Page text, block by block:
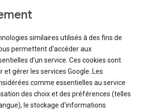
similaires utilisés à des fins de
permettent d'accéder aux
d'un service. Ces cookies sont
et gérer les services Google. Les
comme essentielles au service
des choix et des préférences (telles
le stockage d'informations